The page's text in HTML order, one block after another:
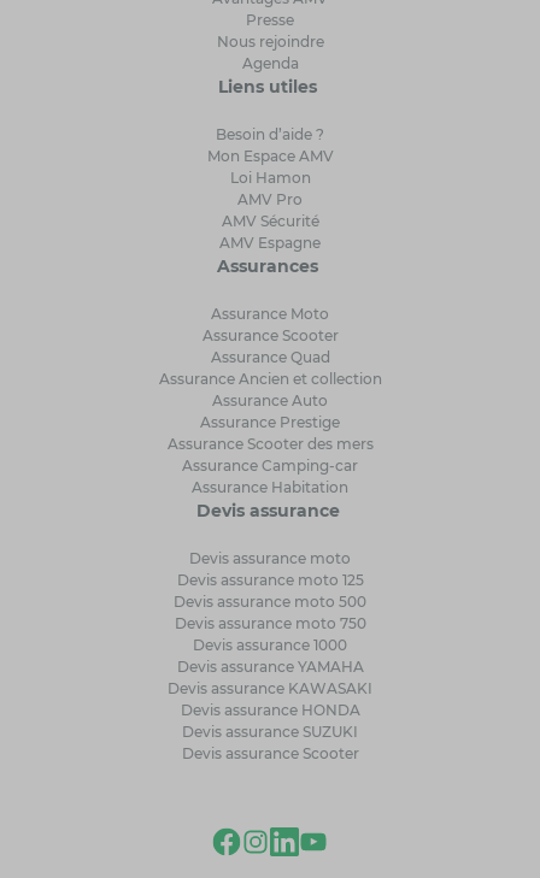
Presse
Nous rejoindre
Agenda
Liens utiles
Besoin d’aide ?
Mon Espace AMV
Loi Hamon
AMV Pro
AMV Sécurité
AMV Espagne
Assurances
Assurance Moto
Assurance Scooter
Assurance Quad
Assurance Ancien et collection
Assurance Auto
Assurance Prestige
Assurance Scooter des mers
Assurance Camping-car
Assurance Habitation
Devis assurance
Devis assurance moto
Devis assurance moto 125
Devis assurance moto 500
Devis assurance moto 750
Devis assurance 1000
Devis assurance YAMAHA
Devis assurance KAWASAKI
Devis assurance HONDA
Devis assurance SUZUKI
Devis assurance Scooter